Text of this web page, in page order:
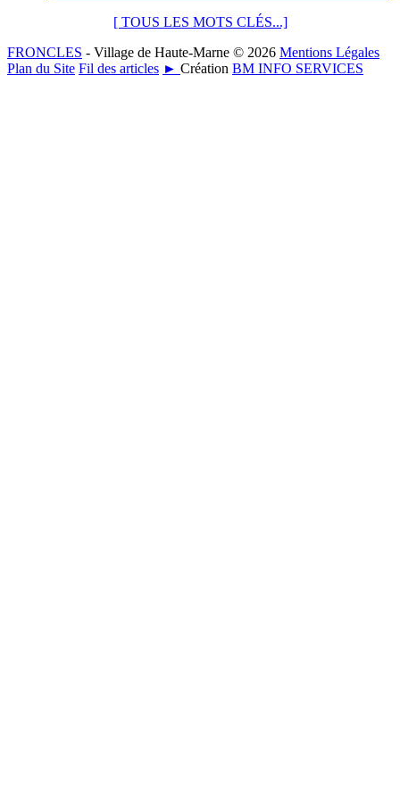
[ TOUS LES MOTS CLÉS...]
FRONCLES - Village de Haute-Marne © 2026 Mentions Légales
Plan du Site Fil des articles ► Création BM INFO SERVICES